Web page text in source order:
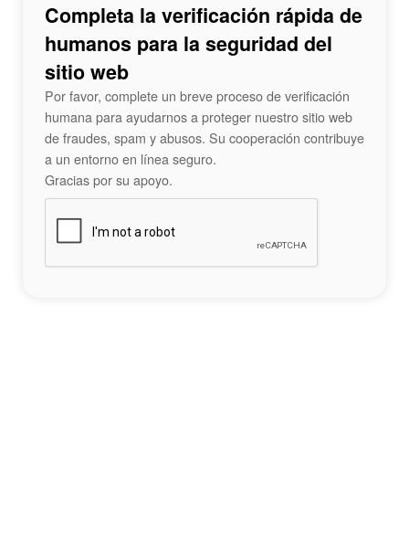
Completa la verificación rápida de
humanos para la seguridad del
sitio web
Por favor, complete un breve proceso de verificación
humana para ayudarnos a proteger nuestro sitio web
de fraudes, spam y abusos. Su cooperación contribuye
a un entorno en línea seguro.
Gracias por su apoyo.